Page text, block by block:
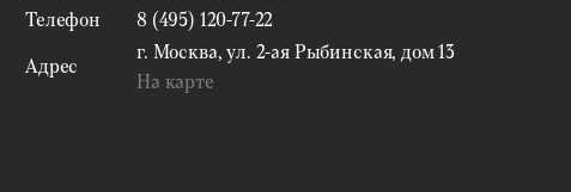
Телефон
8 (495) 120-77-22
Адрес
г. Москва, ул. 2-ая Рыбинская, дом 13
На карте